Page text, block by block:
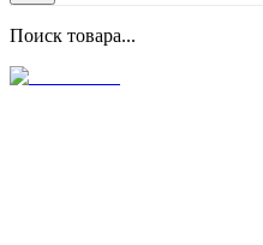
Поиск товара...